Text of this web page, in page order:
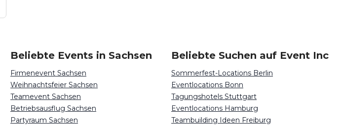
Beliebte Events in Sachsen
Firmenevent Sachsen
Weihnachtsfeier Sachsen
Teamevent Sachsen
Betriebsausflug Sachsen
Partyraum Sachsen
Beliebte Suchen auf Event Inc
Sommerfest-Locations Berlin
Eventlocations Bonn
Tagungshotels Stuttgart
Eventlocations Hamburg
Teambuilding Ideen Freiburg